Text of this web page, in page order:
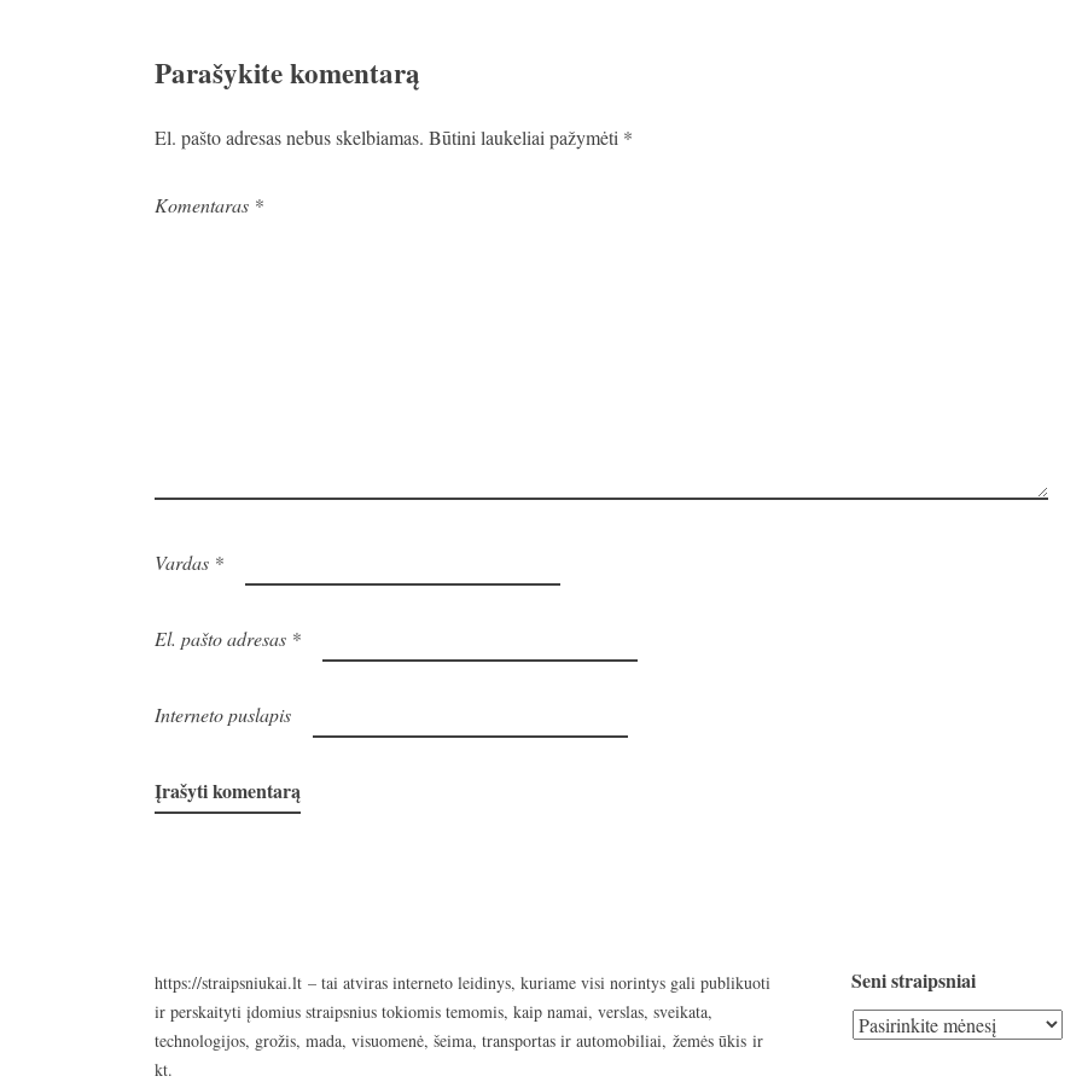
Parašykite komentarą
El. pašto adresas nebus skelbiamas. Būtini laukeliai pažymėti *
Komentaras *
Vardas *
El. pašto adresas *
Interneto puslapis
https://straipsniukai.lt – tai atviras interneto leidinys, kuriame visi norintys gali publikuoti
ir perskaityti įdomius straipsnius tokiomis temomis, kaip namai, verslas, sveikata,
technologijos, grožis, mada, visuomenė, šeima, transportas ir automobiliai, žemės ūkis ir
kt.
Seni straipsniai
Seni